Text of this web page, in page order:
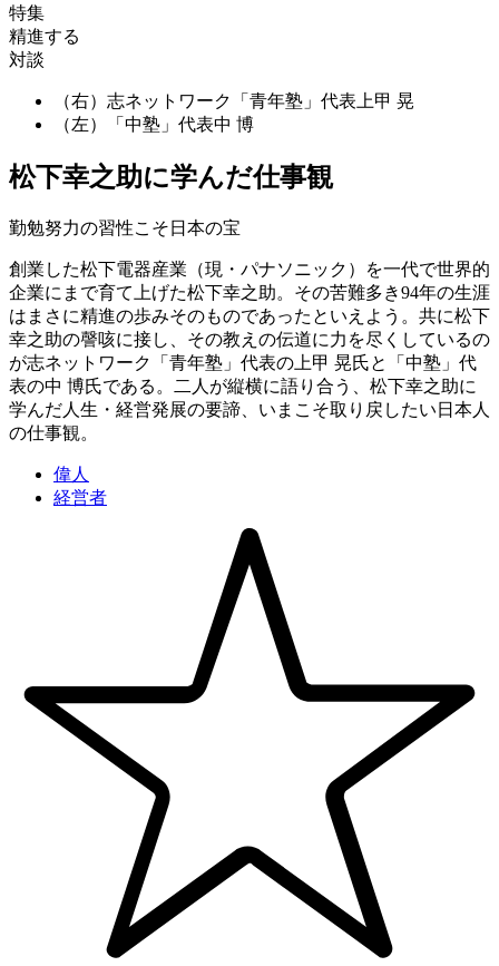
特集
精進する
対談
（右）志ネットワーク「青年塾」代表 上甲 晃
（左）「中塾」代表中 博
松下幸之助に学んだ仕事観
勤勉努力の習性こそ日本の宝
創業した松下電器産業（現・パナソニック）を一代で世界的
企業にまで育て上げた松下幸之助。その苦難多き94年の生涯
はまさに精進の歩みそのものであったといえよう。共に松下
幸之助の謦咳に接し、その教えの伝道に力を尽くしているの
が志ネットワーク「青年塾」代表の上甲 晃氏と「中塾」代
表の中 博氏である。二人が縦横に語り合う、松下幸之助に
学んだ人生・経営発展の要諦、いまこそ取り戻したい日本人
の仕事観。
偉人
経営者